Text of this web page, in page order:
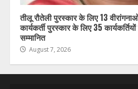
तीलू रौतेली पुरस्कार के लिए 13
कार्यकर्ती पुरस्कार के लिए 35
सम्मानित
August 7, 2026